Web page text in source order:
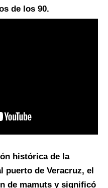
de los 90.
histórica de la
puerto de Veracruz, el
de mamuts y significó